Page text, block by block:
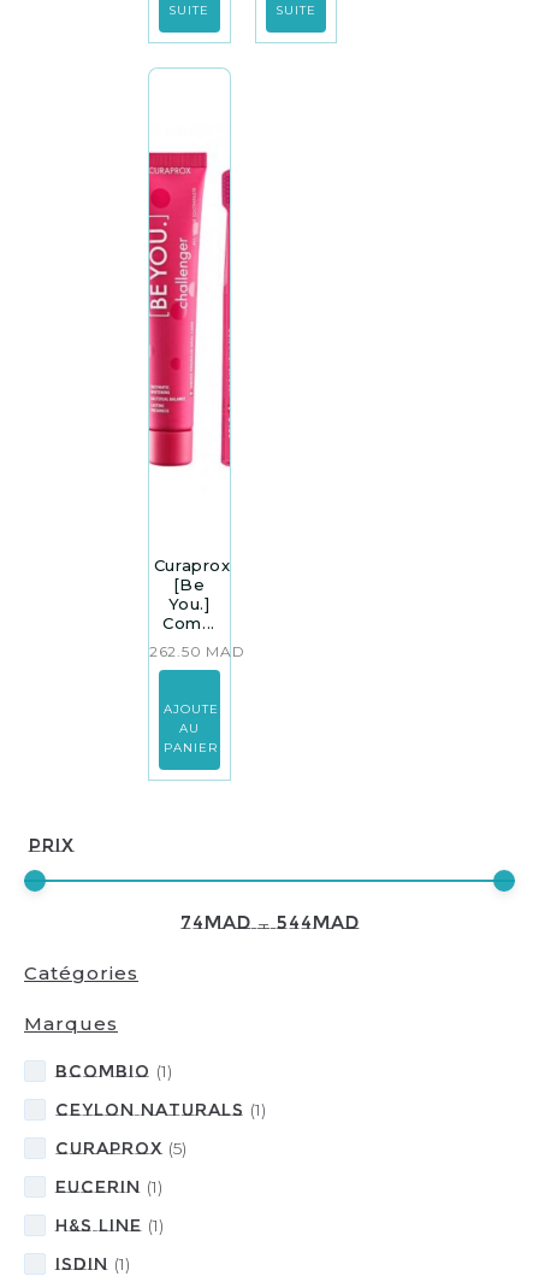
Prix
74MAD—544MAD
Catégories
Marques
BcomBIO (1)
Ceylon Naturals (1)
CURAPROX (5)
Eucerin (1)
H&S LINE (1)
ISDIN (1)
SUITE
SUITE
Curaprox
[Be
You.]
Com...
262.50 MAD
AJOUTER
AU
PANIER